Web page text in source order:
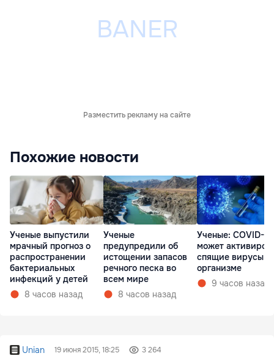
Разместить рекламу на сайте
Похожие новости
Ученые выпустили
мрачный прогноз о
распространении
бактериальных
инфекций у детей
8 часов назад
Ученые
предупредили об
истощении запасов
речного песка во
всем мире
8 часов назад
Ученые: COVID-19
может
спящие вирусы в
организме
9 часов назад
Unian 19 июня 2015, 18:25 3 264